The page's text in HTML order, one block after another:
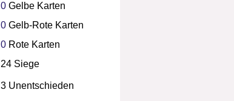
0 Gelbe Karten
0 Gelb-Rote Karten
0 Rote Karten
24 Siege
3 Unentschieden